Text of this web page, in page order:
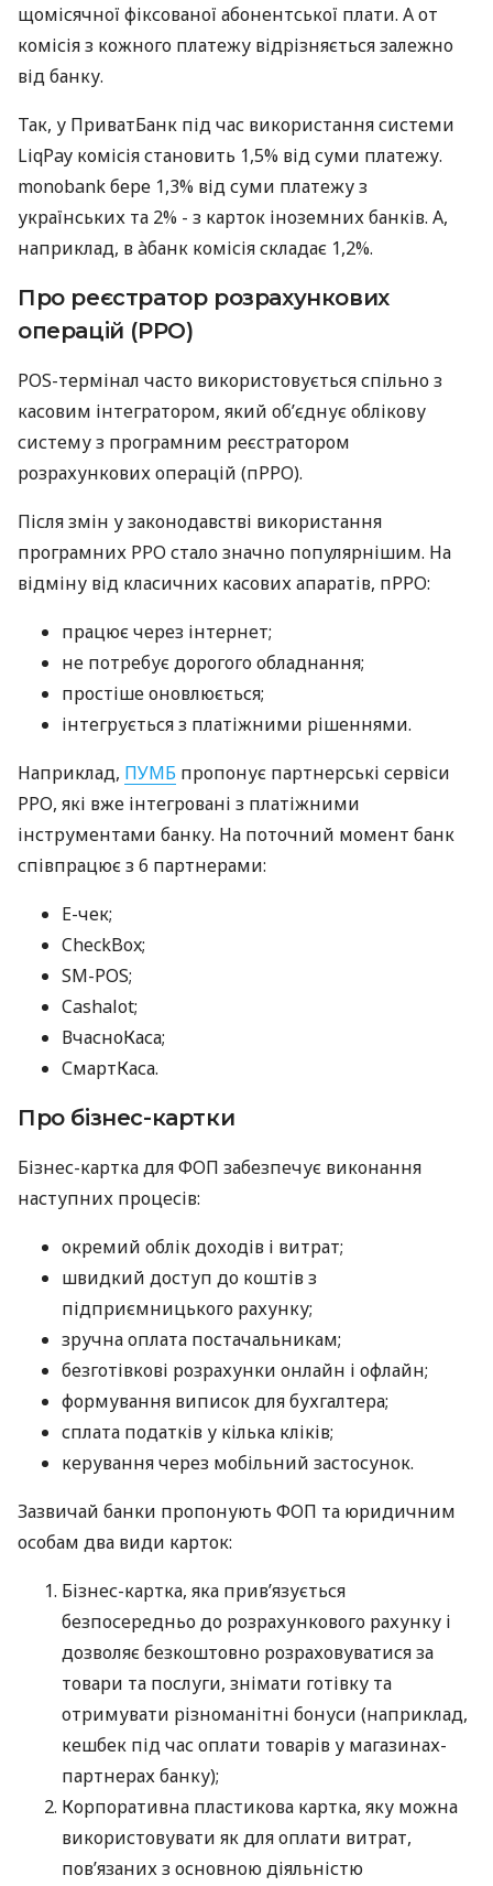
щомісячної фіксованої абонентської плати. А от
комісія з кожного платежу відрізняється залежно
від банку.
Так, у ПриватБанк під час використання системи
LiqPay комісія становить 1,5% від суми платежу.
monobank бере 1,3% від суми платежу з
українських та 2% - з карток іноземних банків. А,
наприклад, в àбанк комісія складає 1,2%.
Про реєстратор розрахункових
операцій (РРО)
POS-термінал часто використовується спільно з
касовим інтегратором, який об’єднує облікову
систему з програмним реєстратором
розрахункових операцій (пРРО).
Після змін у законодавстві використання
програмних РРО стало значно популярнішим. На
відміну від класичних касових апаратів, пРРО:
працює через інтернет;
не потребує дорогого обладнання;
простіше оновлюється;
інтегрується з платіжними рішеннями.
Наприклад, ПУМБ пропонує партнерські сервіси
РРО, які вже інтегровані з платіжними
інструментами банку. На поточний момент банк
співпрацює з 6 партнерами:
E-чек;
CheckBox;
SM-POS;
Cashalot;
ВчасноКаса;
СмартКаса.
Про бізнес-картки
Бізнес-картка для ФОП забезпечує виконання
наступних процесів:
окремий облік доходів і витрат;
швидкий доступ до коштів з
підприємницького рахунку;
зручна оплата постачальникам;
безготівкові розрахунки онлайн і офлайн;
формування виписок для бухгалтера;
сплата податків у кілька кліків;
керування через мобільний застосунок.
Зазвичай банки пропонують ФОП та юридичним
особам два види карток:
Бізнес-картка, яка прив’язується
безпосередньо до розрахункового рахунку і
дозволяє безкоштовно розраховуватися за
товари та послуги, знімати готівку та
отримувати різноманітні бонуси (наприклад,
кешбек під час оплати товарів у магазинах-
партнерах банку);
Корпоративна пластикова картка, яку можна
використовувати як для оплати витрат,
пов’язаних з основною діяльністю